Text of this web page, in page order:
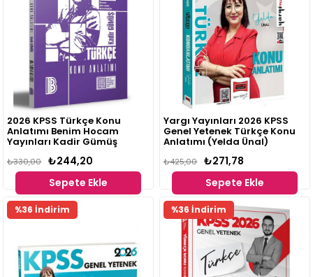
2026 KPSS Türkçe Konu
Anlatımı Benim Hocam
Yayınları Kadir Gümüş
₺244,20
₺330,00
Sepete Ekle
Yargı Yayınları 2026 KPSS
Genel Yetenek Türkçe Konu
Anlatımı (Yelda Ünal)
₺271,78
₺425,00
Sepete Ekle
%36 İndirim %36 İndirim